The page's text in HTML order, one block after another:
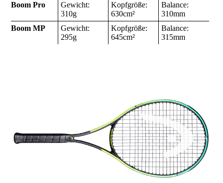
Boom Pro
Gewicht:
310g
Kopfgröße:
630cm²
Balance:
310mm
Boom MP
Gewicht:
295g
Kopfgröße:
645cm²
Balance:
315mm